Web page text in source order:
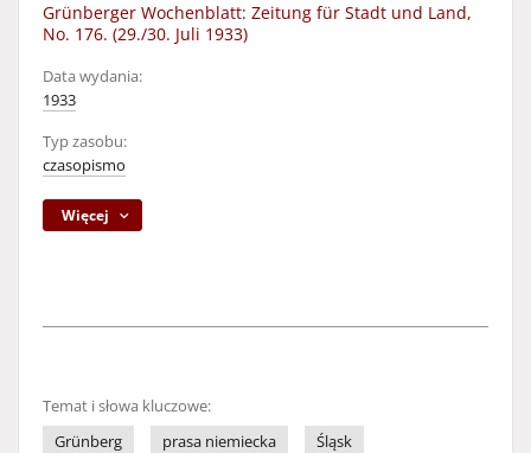
Grünberger Wochenblatt: Zeitung für Stadt und Land,
No. 176. (29./30. Juli 1933)
Data wydania:
1933
Typ zasobu:
czasopismo
Więcej
Temat i słowa kluczowe:
Grünberg
prasa niemiecka
Śląsk